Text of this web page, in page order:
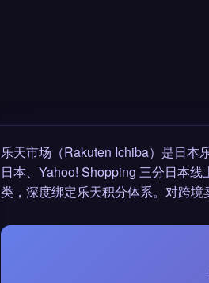
乐天市场（Rakuten Ichiba）是日本
日本、Yahoo! Shopping 三分日本
类，深度绑定乐天积分体系。对跨境